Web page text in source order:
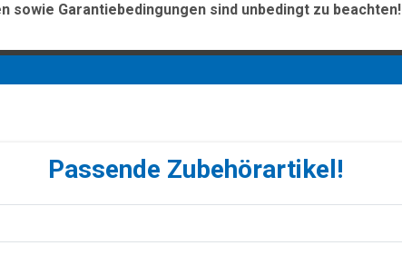
sowie Garantiebedingungen sind unbedingt zu beachten!
Passende Zubehörartikel!